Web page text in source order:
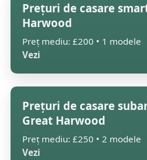
Prețuri de casare
Harwood
Preț mediu: £200 • 1 modele
Vezi
Prețuri de casare
Great Harwood
Preț mediu: £250 • 2 modele
Vezi